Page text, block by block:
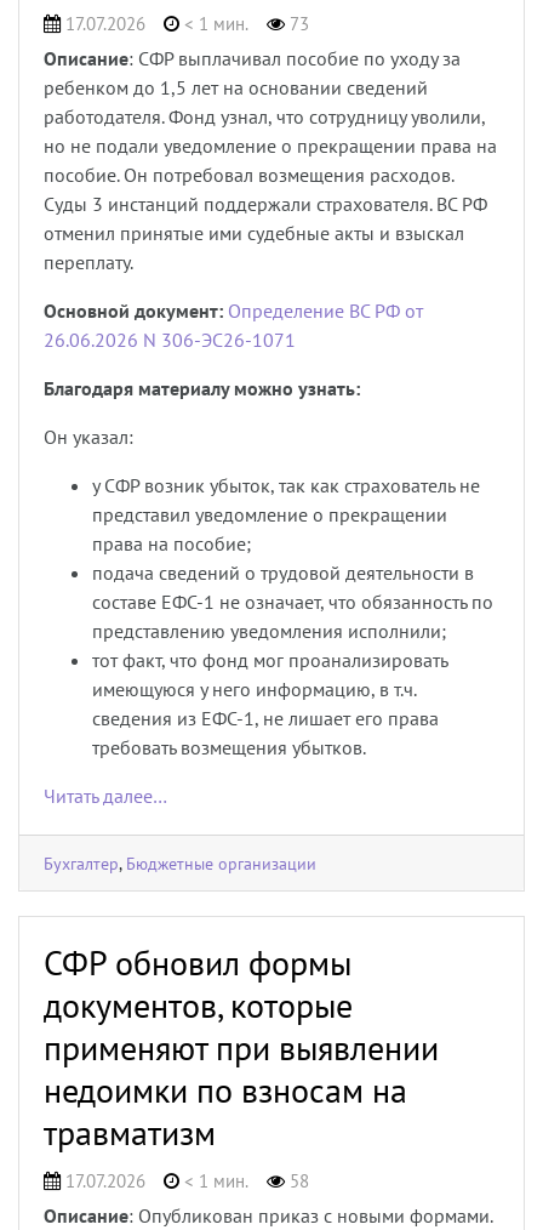
17.07.2026 < 1 мин. 73
Описание: СФР выплачивал пособие по уходу за
ребенком до 1,5 лет на основании сведений
работодателя. Фонд узнал, что сотрудницу уволили,
но не подали уведомление о прекращении права на
пособие. Он потребовал возмещения расходов.
Суды 3 инстанций поддержали страхователя. ВС РФ
отменил принятые ими судебные акты и взыскал
переплату.
Основной документ: Определение ВС РФ от
26.06.2026 N 306-ЭС26-1071
Благодаря материалу можно узнать:
Он указал:
у СФР возник убыток, так как страхователь не
представил уведомление о прекращении
права на пособие;
подача сведений о трудовой деятельности в
составе ЕФС-1 не означает, что обязанность по
представлению уведомления исполнили;
тот факт, что фонд мог проанализировать
имеющуюся у него информацию, в т.ч.
сведения из ЕФС-1, не лишает его права
требовать возмещения убытков.
Читать далее…
Бухгалтер, Бюджетные организации
СФР обновил формы
документов, которые
применяют при выявлении
недоимки по взносам на
травматизм
17.07.2026 < 1 мин. 58
Описание: Опубликован приказ с новыми формами.